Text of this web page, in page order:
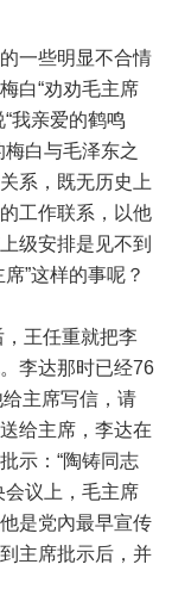
一些明显不合情
白“劝劝毛主席
我亲爱的鹤鸣
梅白与毛泽东之
系，既无历史上
工作联系，以他
级安排是见不到
”这样的事呢？
王任重就把李
李达那时已经76
主席写信，请
给主席，李达在
示：“陶铸同志
会议上，毛主席
是党內最早宣传
主席批示后，并